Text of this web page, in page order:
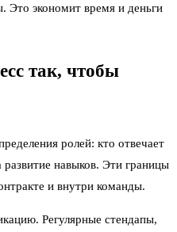
Это экономит время и деньги
так, чтобы
ролей: кто отвечает
развитие навыков. Эти границы
и внутри команды.
Регулярные стендапы,